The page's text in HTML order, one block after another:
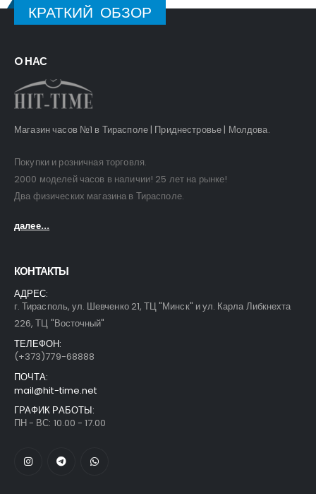
КРАТКИЙ ОБЗОР
O НАС
Магазин часов №1 в Тирасполе | Приднестровье | Молдова.
Покупки и розничная торговля.
2000 моделей часов в наличии! 25 лет на рынке!
Два физических магазина в Тирасполе.
далее...
КОНТАКТЫ
АДРЕС:
г. Тирасполь, ул. Шевченко 21, ТЦ "Минск" и ул. Карла Либкнехта
226, ТЦ "Восточный"
ТЕЛЕФОН:
(+373)779-68888
ПОЧТА:
mail@hit-time.net
ГРАФИК РАБОТЫ:
ПН - ВС: 10.00 - 17.00